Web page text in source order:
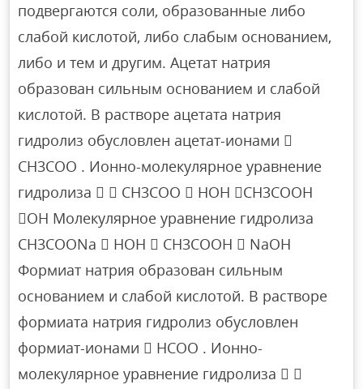
подвергаются соли, образованные либо
слабой кислотой, либо слабым основанием,
либо и тем и другим. Ацетат натрия
образован сильным основанием и слабой
кислотой. В растворе ацетата натрия
гидролиз обусловлен ацетат-ионами 
CH3COO . Ионно-молекулярное уравнение
гидролиза   CH3COO  HOH CH3COOH
OH Молекулярное уравнение гидролиза
CH3COONa  HOH  CH3COOH  NaOH
Формиат натрия образован сильным
основанием и слабой кислотой. В растворе
формиата натрия гидролиз обусловлен
формиат-ионами  HCOO . Ионно-
молекулярное уравнение гидролиза  